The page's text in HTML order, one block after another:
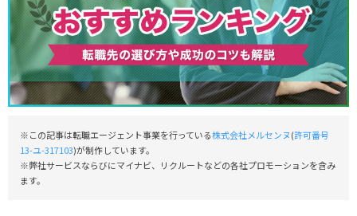
※この記事は転職エージェント事業を行っている株式会社メルセンヌ(許可番号
13-ユ-317103)が制作しています。
※弊社サービスならびにマイナビ、リクルートなどの各社プロモーションを含み
ます。